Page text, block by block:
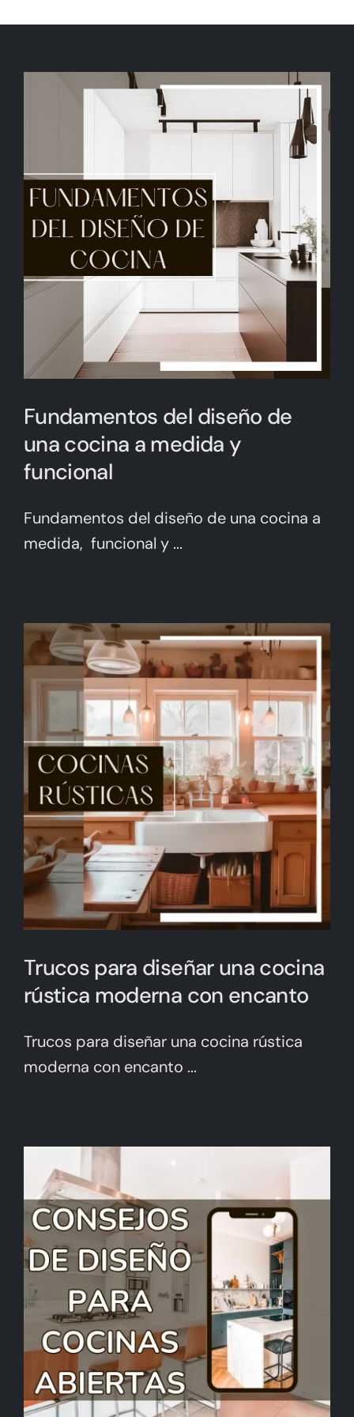
Fundamentos del diseño de
una cocina a medida y
funcional
Fundamentos del diseño de una cocina a
medida, funcional y ...
Trucos para diseñar una cocina
rústica moderna con encanto
Trucos para diseñar una cocina rústica
moderna con encanto ...